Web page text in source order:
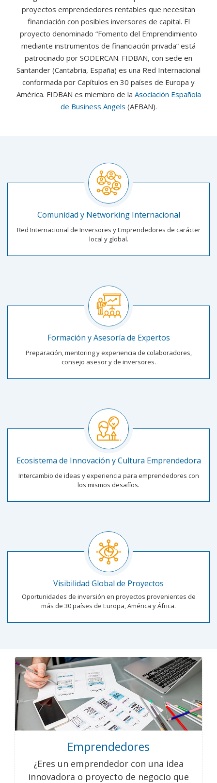
proyectos emprendedores rentables que necesitan
financiación con posibles inversores de capital. El
proyecto denominado “Fomento del Emprendimiento
mediante instrumentos de financiación privada” está
patrocinado por SODERCAN. FIDBAN, con sede en
Santander (Cantabria, España) es una Red Internacional
conformada por Capítulos en 30 países de Europa y
América. FIDBAN es miembro de la Asociación Española
de Business Angels (AEBAN).
Comunidad y Networking Internacional
Red Internacional de Inversores y Emprendedores de carácter
local y global.
Formación y Asesoría de Expertos
Preparación, mentoring y experiencia de colaboradores,
consejo asesor y de inversores.
Ecosistema de Innovación y Cultura Emprendedora
Intercambio de ideas y experiencia para emprendedores con
los mismos desafíos.
Visibilidad Global de Proyectos
Oportunidades de inversión en proyectos provenientes de
más de 30 países de Europa, América y África.
Emprendedores
¿Eres un emprendedor con una idea
innovadora o proyecto de negocio que